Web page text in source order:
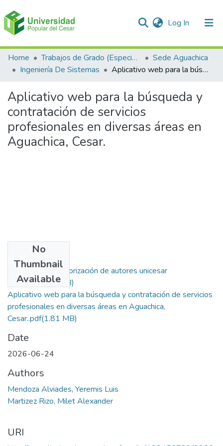
Log In (current)
Communities & Collections
All of DSpace
Statistics
Home Trabajos de Grado (Especializaciones y Pregrados)
Sede Aguachica
Ingeniería De Sistemas
Aplicativo web para la búsqueda y contratación de servicios profesionales en diversas áreas en Aguachica, Cesar.
Aplicativo web para la búsqueda y
contratación de servicios
profesionales en diversas áreas en
Aguachica, Cesar.
No
Thumbnail
Available
2. Licencia y autorización de autores unicesar
(2).pdf(146.31 KB)
Aplicativo web para la búsqueda y contratación de servicios
profesionales en diversas áreas en Aguachica,
Cesar..pdf(1.81 MB)
Date
2026-06-24
Authors
Mendoza Alviades, Yeremis Luis
Martizez Rizo, Milet Alexander
URI